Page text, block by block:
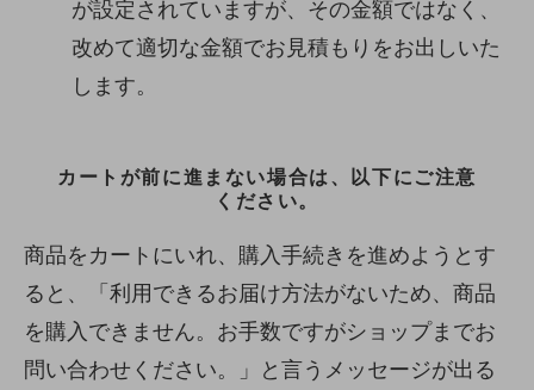
が設定されていますが、その金額ではなく、
改めて適切な金額でお見積もりをお出しいた
します。
カートが前に進まない場合は、以下にご注意
ください。
商品をカートにいれ、購入手続きを進めようとす
ると、「利用できるお届け方法がないため、商品
を購入できません。お手数ですがショップまでお
問い合わせください。」と言うメッセージが出る